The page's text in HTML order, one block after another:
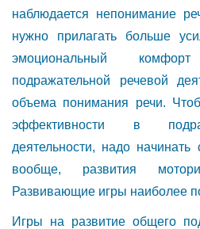
наблюдается непонимание
нужно прилагать больше
эмоциональный
подражательной речевой
объема понимания речи.
эффективности в
деятельности, надо
вообще, развития
Развивающие игры наиболее
Игры на развитие общего